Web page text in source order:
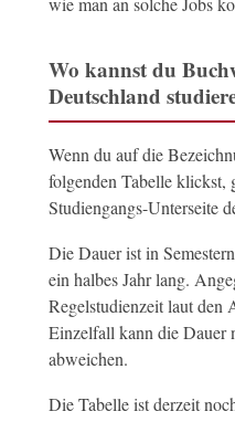
Wo kannst du
Deutschland
Wenn du auf die
folgenden Tabelle klickst,
Studiengangs-Unterseite
Die Dauer ist in
ein halbes Jahr lang.
Regelstudienzeit laut den
Einzelfall kann die Dauer
abweichen.
Die Tabelle ist derzeit